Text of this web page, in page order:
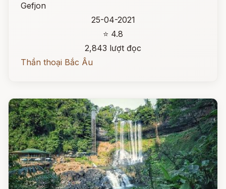
Gefjon
25-04-2021
⭐ 4.8
2,843 lượt đọc
Thần thoại Bắc Âu